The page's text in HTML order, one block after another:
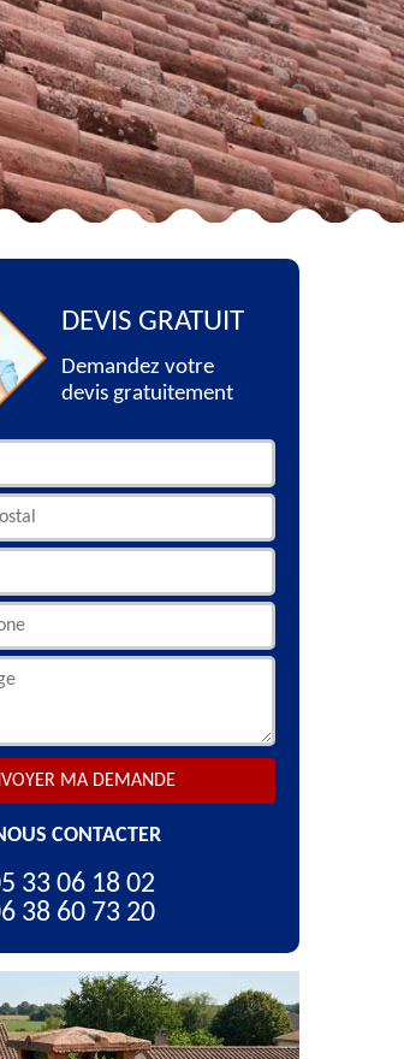
DEVIS GRATUIT
Demandez votre
devis gratuitement
CONTACTER
33 06 18 02
38 60 73 20